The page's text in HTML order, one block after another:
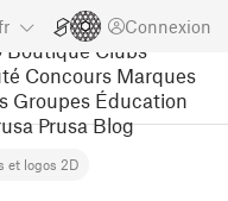
Connexion
Boutique Clubs
Concours Marques
Groupes Éducation
Prusa Blog
et logos 2D